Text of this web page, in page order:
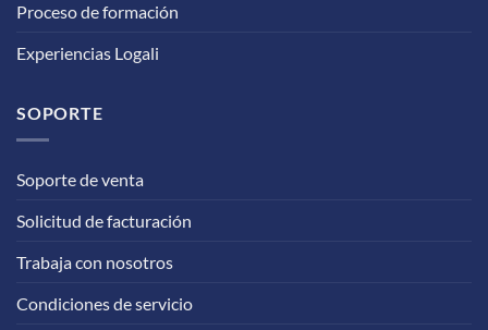
Proceso de formación
Experiencias Logali
SOPORTE
Soporte de venta
Solicitud de facturación
Trabaja con nosotros
Condiciones de servicio